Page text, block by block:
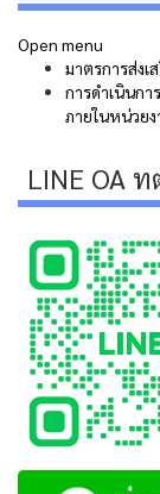
Open menu
มาตรการส่งเ
การดำเนินกา
ภายในหน่วย
LINE OA